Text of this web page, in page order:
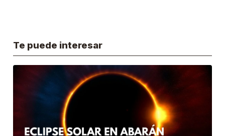
Te puede interesar